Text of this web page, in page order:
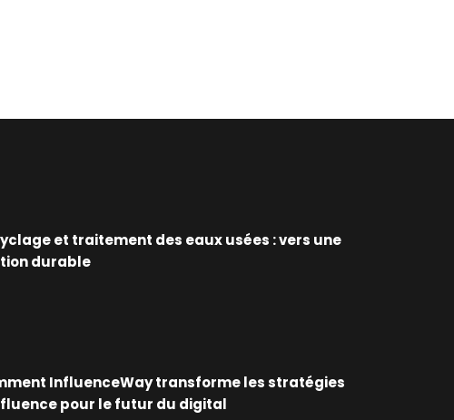
et traitement des eaux usées : vers une
durable
InfluenceWay transforme les stratégies
pour le futur du digital